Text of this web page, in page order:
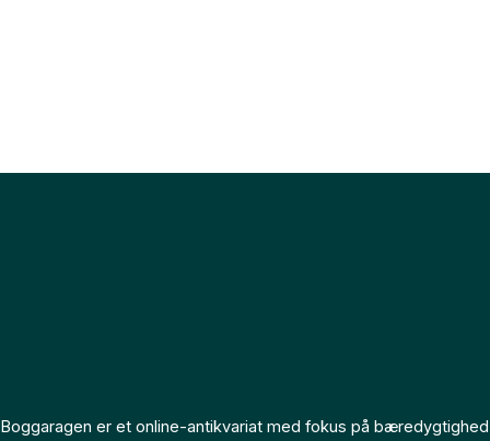
Boggaragen er et online-antikvariat med fokus på bæredygtighed